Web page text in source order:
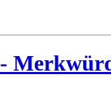
-